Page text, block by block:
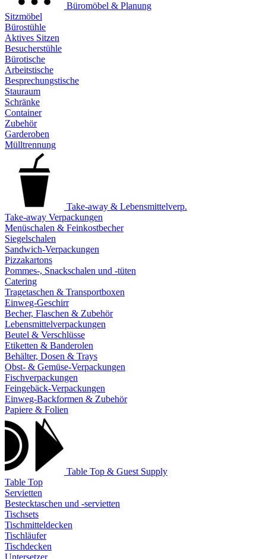
Büromöbel & Planung
Sitzmöbel
Bürostühle
Aktives Sitzen
Besucherstühle
Bürotische
Arbeitstische
Besprechungstische
Stauraum
Schränke
Container
Zubehör
Garderoben
Mülltrennung
Take-away & Lebensmittelverp.
Take-away Verpackungen
Menüschalen & Feinkostbecher
Siegelschalen
Sandwich-Verpackungen
Pizzakartons
Pommes-, Snackschalen und -tüten
Catering
Tragetaschen & Transportboxen
Einweg-Geschirr
Becher, Flaschen & Zubehör
Lebensmittelverpackungen
Beutel & Verschlüsse
Etiketten & Banderolen
Behälter, Dosen & Trays
Obst- & Gemüse-Verpackungen
Fischverpackungen
Feingebäck-Verpackungen
Einweg-Backformen & Zubehör
Papiere & Folien
Table Top & Guest Supply
Table Top
Servietten
Bestecktaschen und -servietten
Tischsets
Tischmitteldecken
Tischläufer
Tischdecken